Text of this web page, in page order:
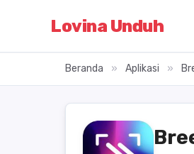
Lovina Unduh
Beranda » Aplikasi »